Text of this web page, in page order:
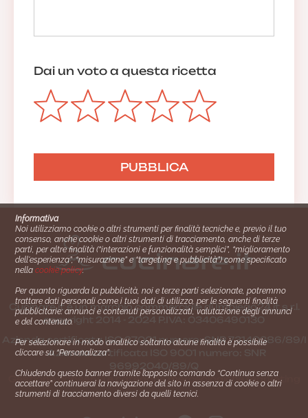
Dai un voto a questa ricetta
Cucinare.it è un marchio commerciale di Impiego24.it s.r.l.
copyright 2014 - 2024 P.IVA: 03406490130
Azienda certiﬁcata ISO 27001 numero: SNR 73140386/89/I
- Azienda certiﬁcata ISO 9001 numero: SNR
Gestione consensi e categorie merceologiche marketing
Informativa
Noi utilizziamo cookie o altri strumenti per finalità tecniche e, previo il tuo
consenso, anche cookie o altri strumenti di tracciamento, anche di terze
parti, per altre finalità (“interazioni e funzionalità semplici”, “miglioramento
dell'esperienza”, “misurazione” e “targeting e pubblicità”) come specificato
nellacookie policy.
Per quanto riguarda la pubblicità, noi e terze parti selezionate, potremmo
trattare dati personali come i tuoi dati di utilizzo, per le seguenti finalità
pubblicitarie: annunci e contenuti personalizzati, valutazione degli annunci
e del contenuto.
Per selezionare in modo analitico soltanto alcune finalità è possibile
cliccare su “Personalizza”.
Chiudendo questo banner tramite l’apposito comando “Continua senza
accettare” continuerai la navigazione del sito in assenza di cookie o altri
strumenti di tracciamento diversi da quelli tecnici.